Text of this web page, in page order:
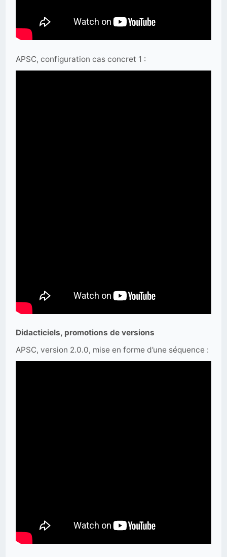
APSC, configuration cas concret 1 :
Didacticiels, promotions de versions
APSC, version 2.0.0, mise en forme d’une séquence :